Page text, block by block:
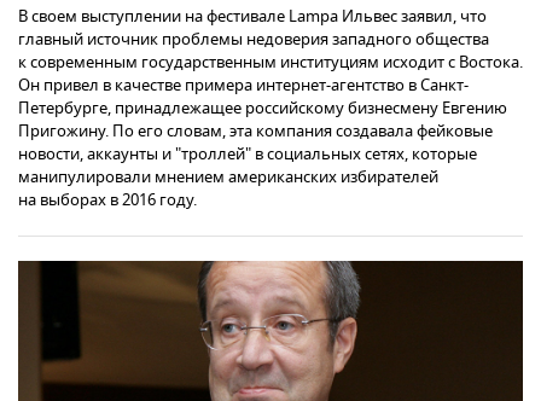
В своем выступлении на фестивале Lampa Ильвес заявил, что
главный источник проблемы недоверия западного общества
к современным государственным институциям исходит с Востока.
Он привел в качестве примера интернет-агентство в Санкт-
Петербурге, принадлежащее российскому бизнесмену Евгению
Пригожину. По его словам, эта компания создавала фейковые
новости, аккаунты и "троллей" в социальных сетях, которые
манипулировали мнением американских избирателей
на выборах в 2016 году.